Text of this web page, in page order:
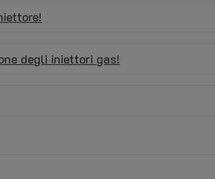
degli iniettori gas!